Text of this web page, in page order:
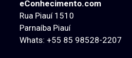
eConhecimento.com
Rua Piauí 1510
Parnaíba Piauí
Whats: +55 85 98528-2207